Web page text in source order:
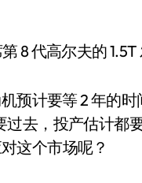
预计要等 2 年的
去，投产估计都
这个市场呢？